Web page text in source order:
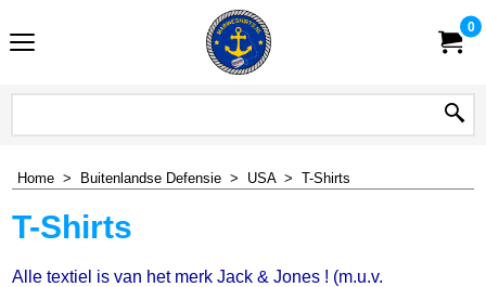
0
Home > Buitenlandse Defensie > USA> T-Shirts
T-Shirts
Alle textiel is van het merk Jack & Jones ! (m.u.v.